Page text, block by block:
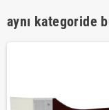
aynı kategoride